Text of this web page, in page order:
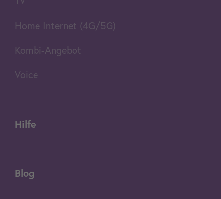
Home Internet (4G/5G)
Kombi-Angebot
Voice
Hilfe
Blog